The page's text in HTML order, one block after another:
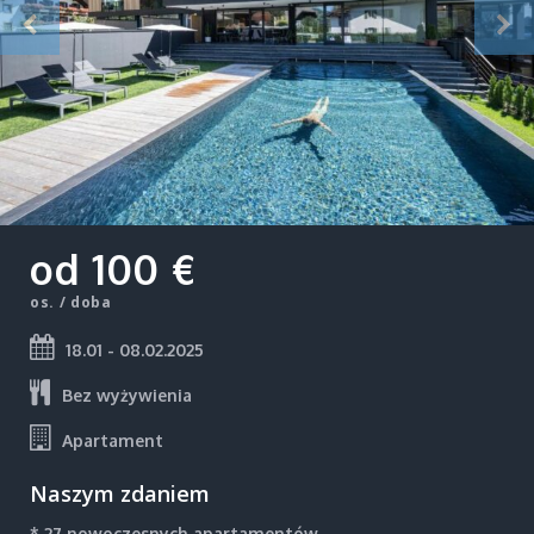
od 100 €
os. / doba
18.01 - 08.02.2025
Bez wyżywienia
Apartament
Naszym zdaniem